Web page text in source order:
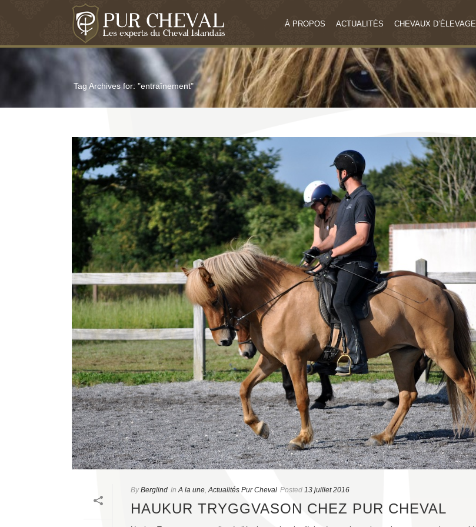
À PROPOS ACTUALITÉS CHEVAUX D’ÉLEVAGE
Tag Archives for: "entraînement"
By Berglind In A la une,Actualités Pur Cheval Posted 13 juillet 2016
HAUKUR TRYGGVASON CHEZ PUR CHEVAL